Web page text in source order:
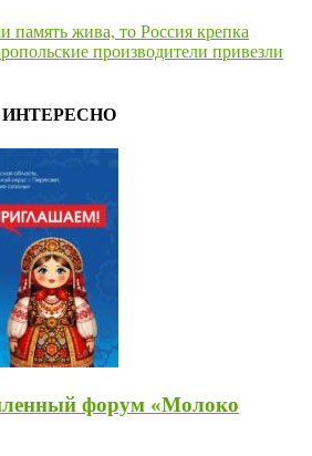
память жива, то Россия крепка
производители привезли
форум «Молоко